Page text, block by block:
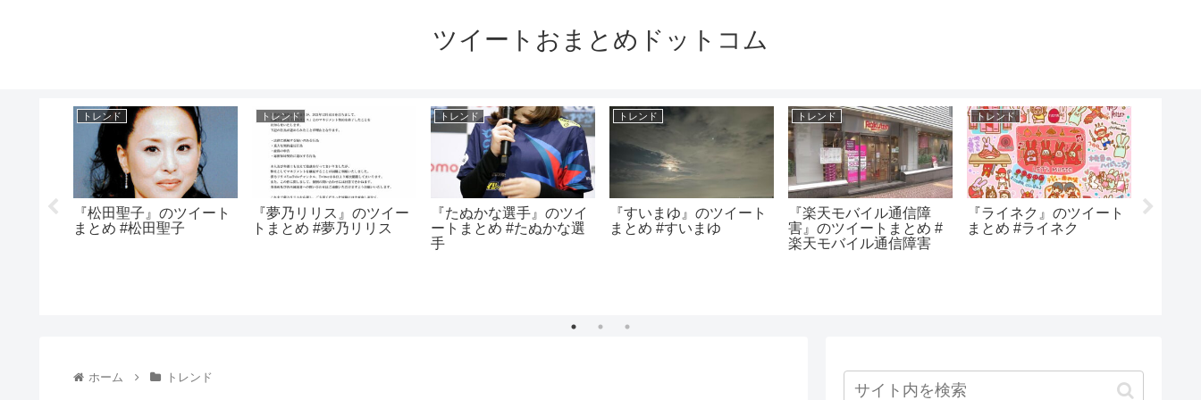
ツイートおまとめドットコム
トまと
トレンド
『松田聖子』のツイート
まとめ #松田聖子
トレンド
『夢乃リリス』のツイー
トまとめ #夢乃リリス
トレンド
『たぬかな選手』のツイ
ートまとめ #たぬかな選
手
トレンド
『すいまゆ』のツイート
まとめ #すいまゆ
トレンド
『楽天モバイル通信障
害』のツイートまとめ #
楽天モバイル通信障害
トレンド
『ライネク』のツイート
まとめ #ライネク
『西大
ホーム トレンド